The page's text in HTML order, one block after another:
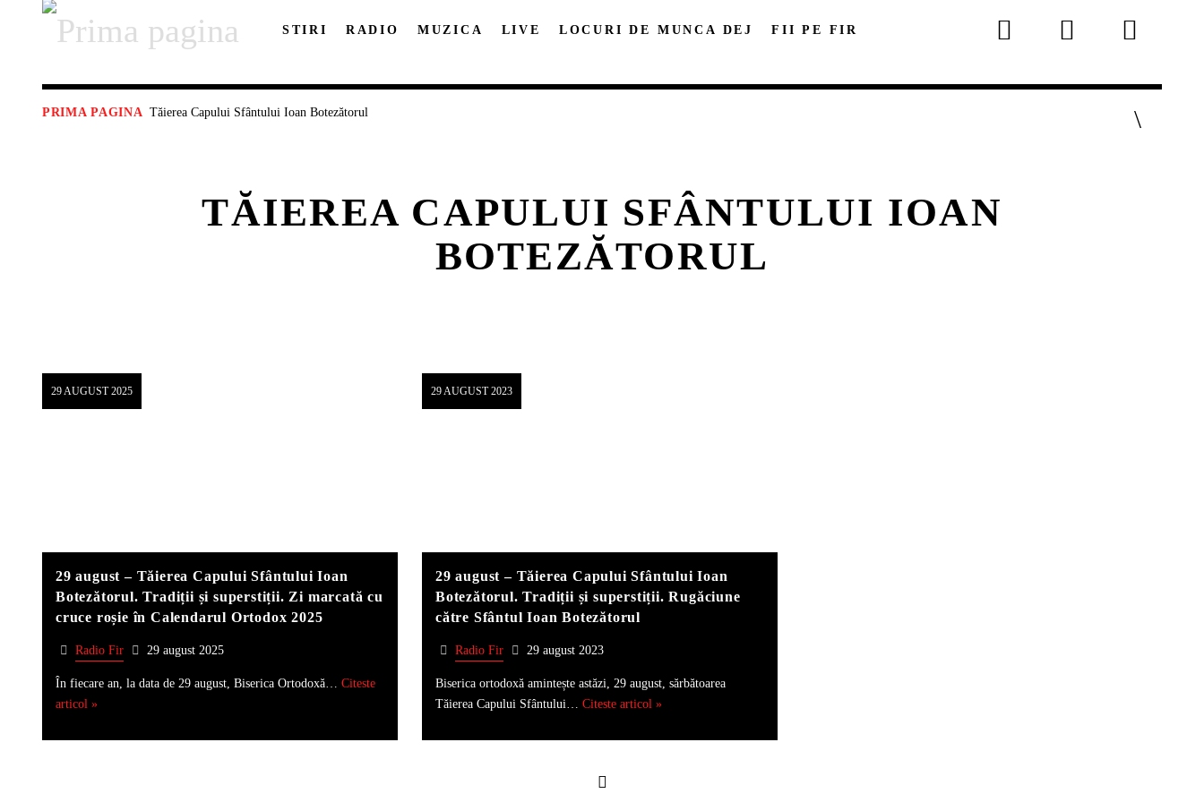
STIRI RADIO MUZICA LIVE LOCURI DE MUNCA DEJ FII PE FIR
CAUTA IN SITE:
DISTRIBUIE PAGINA PE:
PRIMA PAGINA Tăierea Capului Sfântului Ioan Botezătorul
TĂIEREA CAPULUI SFÂNTULUI IOAN
BOTEZĂTORUL
29 AUGUST 2025
29 august – Tăierea Capului Sfântului Ioan
Botezătorul. Tradiții și superstiții. Zi marcată cu
cruce roșie în Calendarul Ortodox 2025
Radio Fir 29 august 2025
În fiecare an, la data de 29 august, Biserica Ortodoxă… Citeste
articol »
29 AUGUST 2023
29 august – Tăierea Capului Sfântului Ioan
Botezătorul. Tradiții și superstiții. Rugăciune
către Sfântul Ioan Botezătorul
Radio Fir 29 august 2023
Biserica ortodoxă amintește astăzi, 29 august, sărbătoarea
Tăierea Capului Sfântului… Citeste articol »